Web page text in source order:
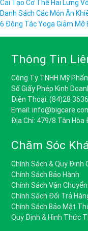
Cải Tạo Cơ Thể Hai Lưng
Danh Sách Các Món Ăn
6 Động Tác Yoga Giảm Mỡ
Thông Tin
Công Ty TNHH Mỹ
Số Giấy Phép Kinh
Điện Thoại: (84)28
Email:
Địa Chỉ: 479/8 Tân Hòa
Chăm Sóc
Chính Sách & Quy Định
Chính Sách Bảo Hành
Chính Sách Vận Chuyển
Chính Sách Đổi Trả
Chính Sách Bảo Mật
Quy Định & Hình Thức